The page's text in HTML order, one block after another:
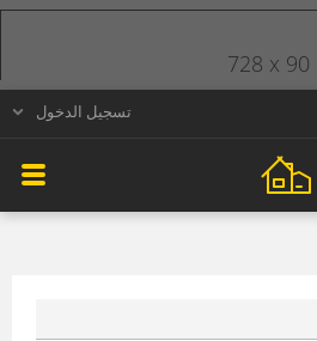
تسجيل الدخول
728 x 90